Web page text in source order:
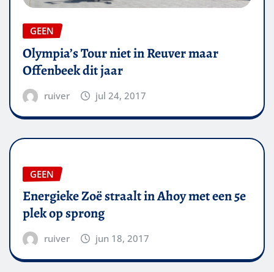
GEEN
Olympia’s Tour niet in Reuver maar
Offenbeek dit jaar
ruiver jul 24, 2017
GEEN
Energieke Zoë straalt in Ahoy met een 5e
plek op sprong
ruiver jun 18, 2017